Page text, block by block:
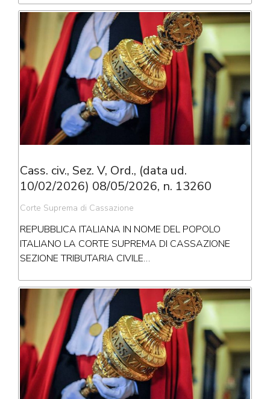
Cass. civ., Sez. V, Ord., (data ud.
10/02/2026) 08/05/2026, n. 13260
Corte Suprema di Cassazione
REPUBBLICA ITALIANA IN NOME DEL POPOLO
ITALIANO LA CORTE SUPREMA DI CASSAZIONE
SEZIONE TRIBUTARIA CIVILE…